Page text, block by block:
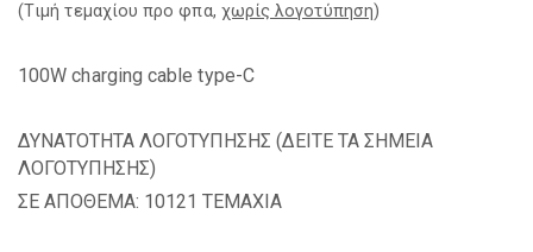
(Tιμή τεμαχίου προ φπα, χωρίς λογοτύπηση)
100W charging cable type-C
ΔΥΝΑΤΟΤΗΤΑ ΛΟΓΟΤΥΠΗΣΗΣ (ΔΕΙΤΕ ΤΑ ΣΗΜΕΙΑ
ΛΟΓΟΤΥΠΗΣΗΣ)
ΣΕ ΑΠΟΘΕΜΑ: 10121 TEMAXIA